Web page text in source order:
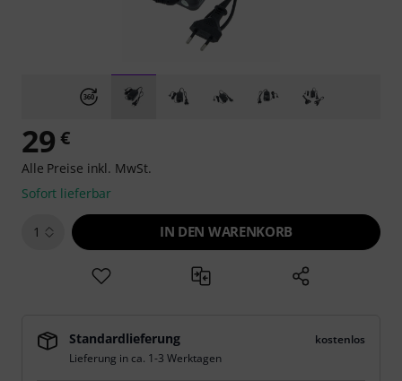
29 €
Alle Preise inkl. MwSt.
Sofort lieferbar
1 IN DEN WARENKORB
Standardlieferung
kostenlos
Lieferung in ca. 1-3 Werktagen